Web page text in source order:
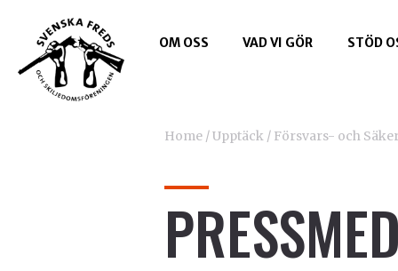
OM OSS VAD VI GÖR STÖD
Home/Upptäck/ Försvars- och